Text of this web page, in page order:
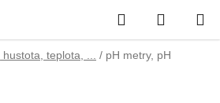
Hledat
KOŠÍK
teplota, ... / pH metry, pH